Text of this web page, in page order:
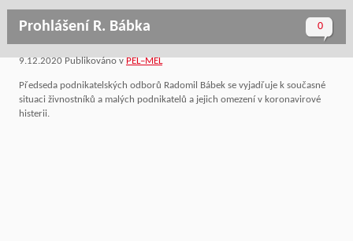
0
Prohlášení R. Bábka
9.12.2020Publikováno vPEL–MEL
Předseda podnikatelských odborů Radomil Bábek se vyjadřuje k současné
situaci živnostníků a malých podnikatelů a jejich omezení v koronavirové
histerii.